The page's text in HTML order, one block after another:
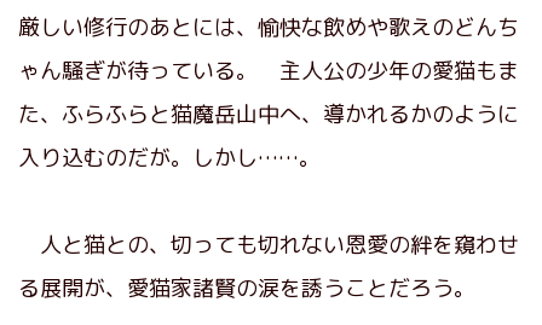
厳しい修行のあとには、愉快な飲めや歌えのどんち
ゃん騒ぎが待っている。 主人公の少年の愛猫もま
た、ふらふらと猫魔岳山中へ、導かれるかのように
入り込むのだが。しかし……。
人と猫との、切っても切れない恩愛の絆を窺わせ
る展開が、愛猫家諸賢の涙を誘うことだろう。